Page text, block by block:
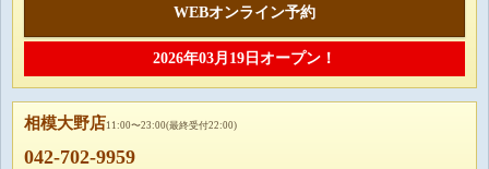
WEBオンライン予約
2026年03月19日オープン！
相模大野店11:00〜23:00(最終受付22:00)
042-702-9959